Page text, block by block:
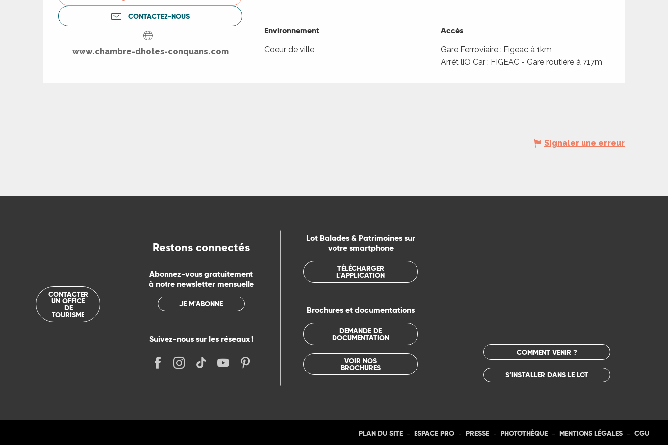
CONTACTEZ-NOUS
www.chambre-dhotes-conquans.com
Environnement
Environnement
Coeur de ville
Accès
Accès
Gare Ferroviaire : Figeac à 1km
Arrêt liO Car : FIGEAC - Gare routière à 717m
Signaler une erreur
CONTACTER
UN OFFICE
DE
TOURISME
Restons connectés
Abonnez-vous gratuitement
à notre newsletter mensuelle
JE M'ABONNE
Suivez-nous sur les réseaux !
Lot Balades & Patrimoines sur
votre smartphone
TÉLÉCHARGER
L'APPLICATION
Brochures et documentations
DEMANDE DE
DOCUMENTATION
VOIR NOS
BROCHURES
COMMENT VENIR ?
S’INSTALLER DANS LE LOT
PLAN DU SITE - ESPACE PRO - PRESSE - PHOTOTHÈQUE - MENTIONS LÉGALES - CGU